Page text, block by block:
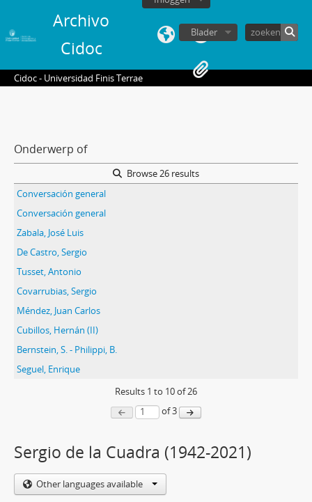
Archivo
Cidoc
Blader
Cidoc - Universidad Finis Terrae
Onderwerp of
Browse 26 results
Conversación general
Conversación general
Zabala, José Luis
De Castro, Sergio
Tusset, Antonio
Covarrubias, Sergio
Méndez, Juan Carlos
Cubillos, Hernán (II)
Bernstein, S. - Philippi, B.
Seguel, Enrique
Results 1 to 10of 26
of 3
Sergio de la Cuadra (1942-2021)
Other languages available